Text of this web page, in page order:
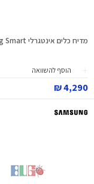
מדיח כלים אינטגרלי Samsung Smart...
הוסף להשוואה
4,290 ₪